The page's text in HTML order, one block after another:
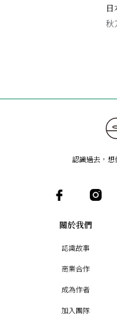
日
秋
認識過去，想
關於我們
認識故事
商業合作
成為作者
加入團隊